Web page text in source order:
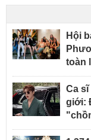
Hội
toàn
Ca sĩ
giới: